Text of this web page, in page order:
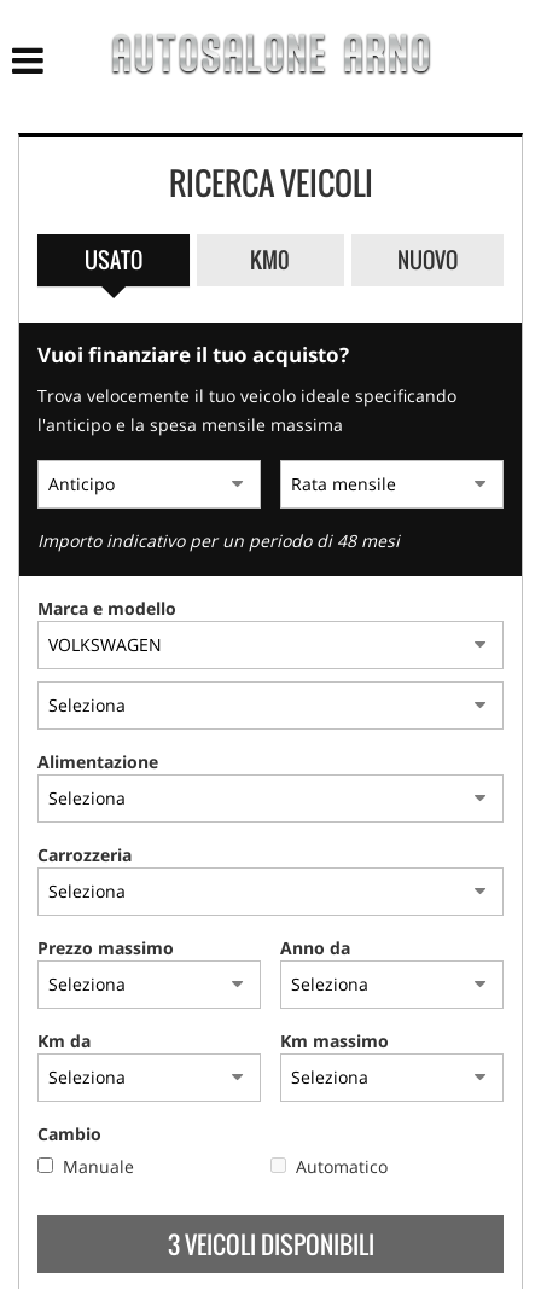
NUOVO E KM 0
AZIENDA
ASSISTENZA
CONTATTI
RICERCA VEICOLI
USATO KM0 NUOVO
Vuoi finanziare il tuo acquisto?
Trova velocemente il tuo veicolo ideale specificando
l'anticipo e la spesa mensile massima
Importo indicativo per un periodo di 48 mesi
Marca e modello
Alimentazione
Carrozzeria
Prezzo massimo Anno da
Km da Km massimo
Cambio
Manuale
Automatico
3 VEICOLI DISPONIBILI